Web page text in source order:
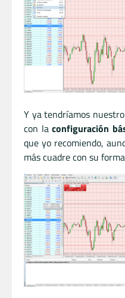
Y ya tendríamos
con laconfiguración
que yo recomiendo,
más cuadre con su